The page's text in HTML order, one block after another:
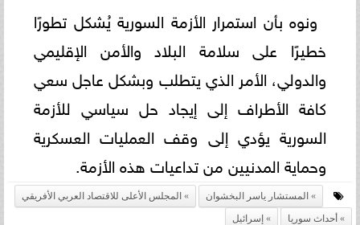
ونوه بأن استمرار الأزمة السورية يُشكل تطورًا
خطيرًا على سلامة البلاد والأمن الإقليمي
والدولي، الأمر الذي يتطلب وبشكل عاجل سعي
كافة الأطراف إلى إيجاد حل سياسي للأزمة
السورية يؤدي إلى وقف العمليات العسكرية
وحماية المدنيين من تداعيات هذه الأزمة.
المستشار ياسر البخشوان
المجلس الأعلى للاقتصاد العربي الأفريقي
أحداث سوريا
إسرائيل